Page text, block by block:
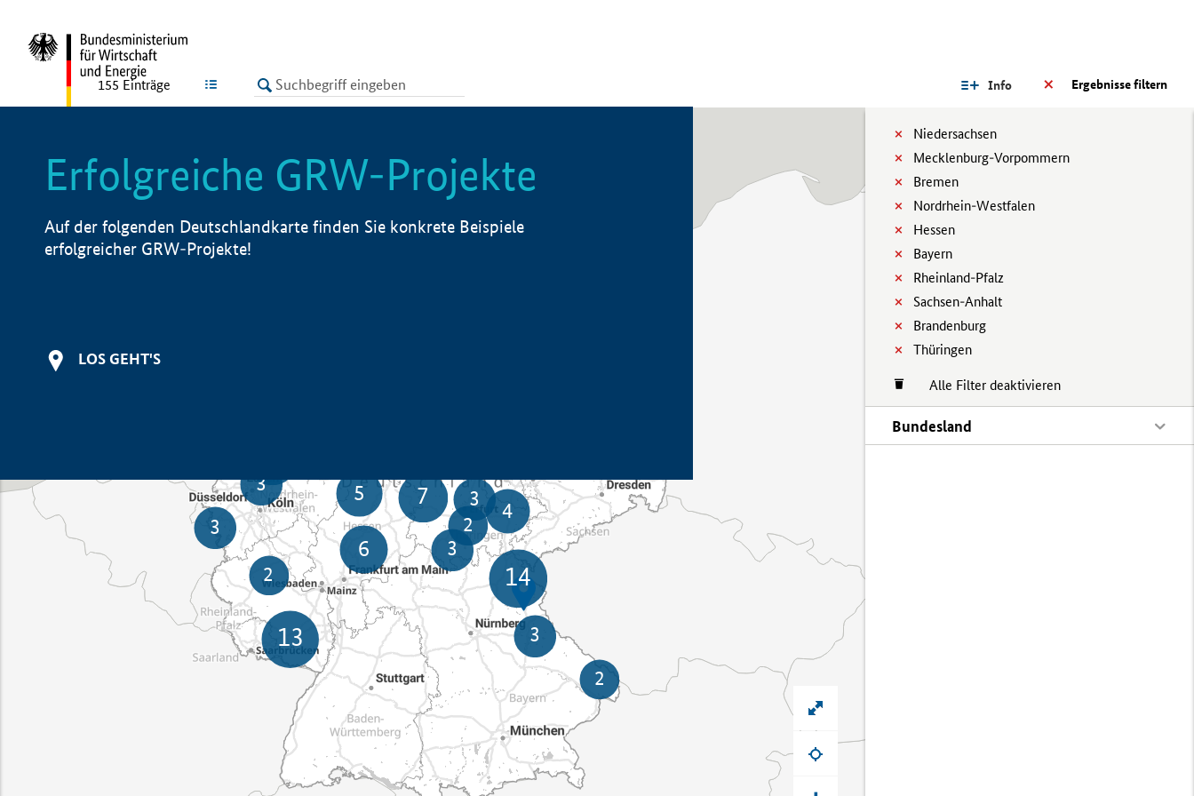
LISTE Ergebnisse filtern
Info
Niedersachsen
Mecklenburg-Vorpommern
Bremen
Nordrhein-Westfalen
Hessen
Bayern
Rheinland-Pfalz
Sachsen-Anhalt
Brandenburg
Thüringen
Alle Filter deaktivieren
Bundesland
155 Einträge
Erfolgreiche GRW-Projekte
Auf der folgenden Deutschlandkarte finden Sie konkrete Beispiele
erfolgreicher GRW-Projekte!
LOS GEHT'S